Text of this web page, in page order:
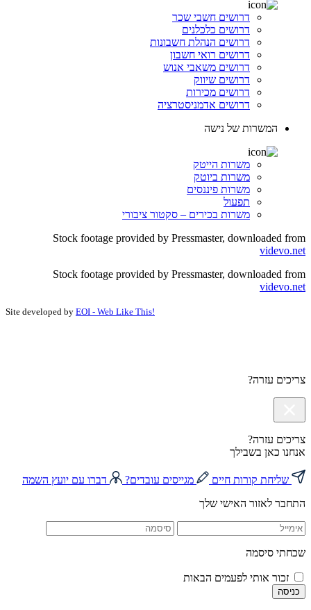
דרושים חשבי שכר
דרושים כלכלנים
דרושים הנהלת חשבונות
דרושים רואי חשבון
דרושים משאבי אנוש
דרושים שיווק
דרושים מכירות
דרושים אדמניסטרציה
המשרות של נישה
משרות הייטק
משרות ביוטק
משרות פיננסים
תפעול
משרות בכירים – סקטור ציבורי
Stock footage provided by Pressmaster, downloaded from
videvo.net
Stock footage provided by Pressmaster, downloaded from
videvo.net
Site developed by EOI - Web Like This!
צריכים עזרה?
צריכים עזרה?
אנחנו כאן בשבילך
שליחת קורות חיים מגייסים עובדים?
דברו עם יועץ השמה
התחבר לאזור האישי שלך
שכחתי סיסמה
זכור אותי לפעמים הבאות
כניסה